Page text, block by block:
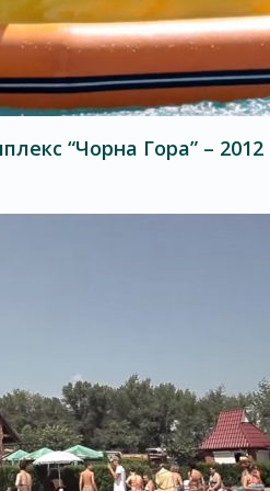
“Чорна Гора” – 2012